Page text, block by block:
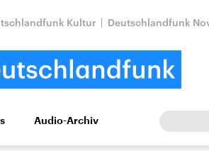
Kultur Deutschlandfunk
Kultur Europa
Audio-Archiv